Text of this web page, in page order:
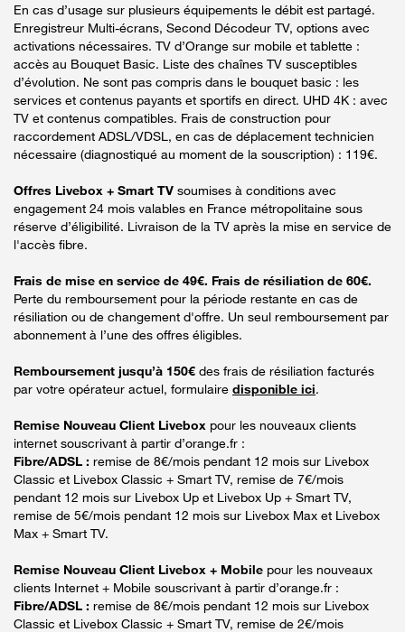
En cas d’usage sur plusieurs équipements le débit est partagé.
Enregistreur Multi-écrans, Second Décodeur TV, options avec
activations nécessaires. TV d’Orange sur mobile et tablette :
accès au Bouquet Basic. Liste des chaînes TV susceptibles
d’évolution. Ne sont pas compris dans le bouquet basic : les
services et contenus payants et sportifs en direct. UHD 4K : avec
TV et contenus compatibles. Frais de construction pour
raccordement ADSL/VDSL, en cas de déplacement technicien
nécessaire (diagnostiqué au moment de la souscription) : 119€.
Offres Livebox + Smart TV soumises à conditions avec
engagement 24 mois valables en France métropolitaine sous
réserve d’éligibilité. Livraison de la TV après la mise en service de
l'accès fibre.
Frais de mise en service de 49€. Frais de résiliation de 60€.
Perte du remboursement pour la période restante en cas de
résiliation ou de changement d'offre. Un seul remboursement par
abonnement à l’une des offres éligibles.
Remboursement jusqu’à 150€ des frais de résiliation facturés
par votre opérateur actuel, formulaire disponible ici.
Remise Nouveau Client Livebox pour les nouveaux clients
internet souscrivant à partir d’orange.fr :
Fibre/ADSL : remise de 8€/mois pendant 12 mois sur Livebox
Classic et Livebox Classic + Smart TV, remise de 7€/mois
pendant 12 mois sur Livebox Up et Livebox Up + Smart TV,
remise de 5€/mois pendant 12 mois sur Livebox Max et Livebox
Max + Smart TV.
Remise Nouveau Client Livebox + Mobile pour les nouveaux
clients Internet + Mobile souscrivant à partir d’orange.fr :
Fibre/ADSL : remise de 8€/mois pendant 12 mois sur Livebox
Classic et Livebox Classic + Smart TV, remise de 2€/mois